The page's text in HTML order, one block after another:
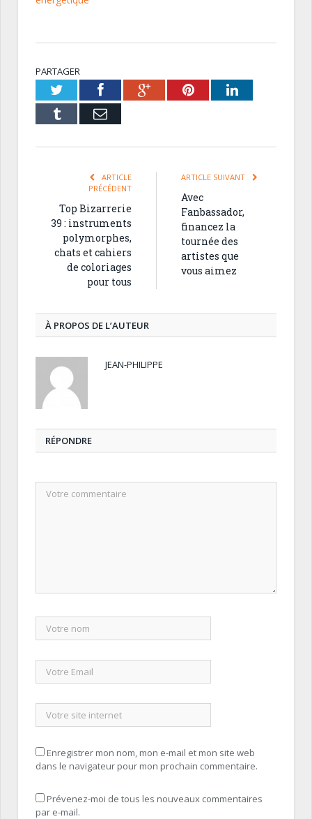
PARTAGER
TwitterFacebookGoogle+PinterestLinkedIn
Tumblr Email
ARTICLE
PRÉCÉDENT
Top Bizarrerie
39 : instruments
polymorphes,
chats et cahiers
de coloriages
pour tous
ARTICLE SUIVANT
Avec
Fanbassador,
financez la
tournée des
artistes que
vous aimez
À PROPOS DE L’AUTEUR
JEAN-PHILIPPE
RÉPONDRE
Enregistrer mon nom, mon e-mail et mon site web
dans le navigateur pour mon prochain commentaire.
Prévenez-moi de tous les nouveaux commentaires
par e-mail.